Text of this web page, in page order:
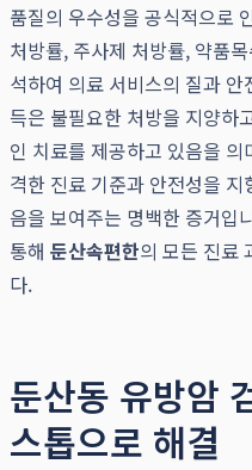
품질의 우수성을 공식적으로
처방률, 주사제 처방률, 약품
석하여 의료 서비스의 질과
득은 불필요한 처방을 지양하
인 치료를 제공하고 있음을
격한 진료 기준과 안전성을
음을 보여주는 명백한 증거입
통해 둔산속편한의 모든 진료
다.
둔산동 유방암
스톱으로 해결